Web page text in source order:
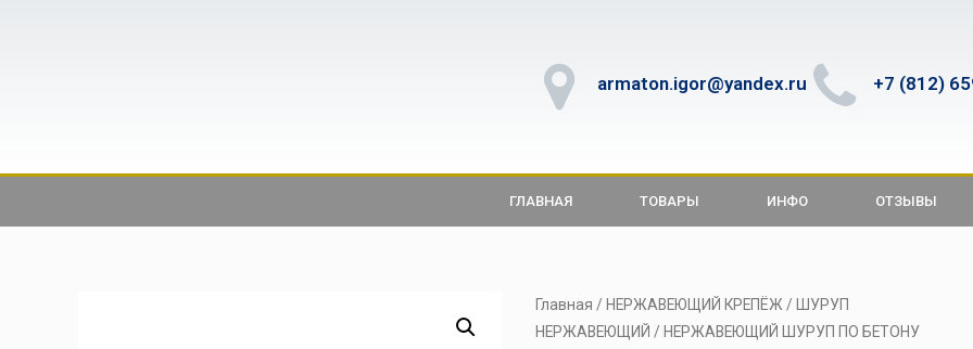
armaton.igor@yandex.ru +7 (812)
ГЛАВНАЯ ТОВАРЫ ИНФО ОТЗЫВЫ
Главная / НЕРЖАВЕЮЩИЙ КРЕПЁЖ /
ШУРУП
НЕРЖАВЕЮЩИЙ / НЕРЖАВЕЮЩИЙ ШУРУП ПО БЕТОНУ